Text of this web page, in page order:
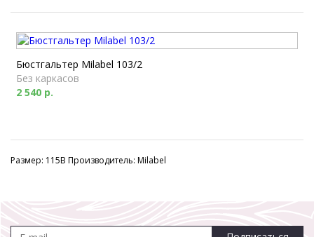
Бюстгальтер Milabel 103/2
Без каркасов
2 540 р.
Размер: 115B Производитель: Milabel